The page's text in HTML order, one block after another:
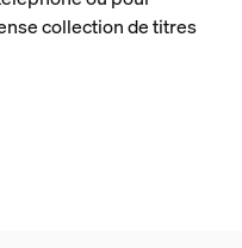
collection de titres